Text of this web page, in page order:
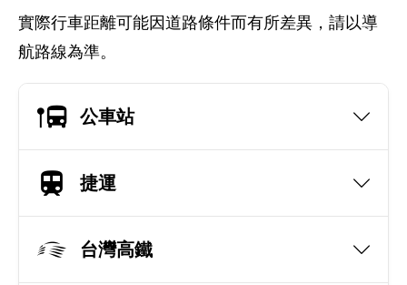
實際行車距離可能因道路條件而有所差異，請以導
航路線為準。
公車站
捷運
台灣高鐵